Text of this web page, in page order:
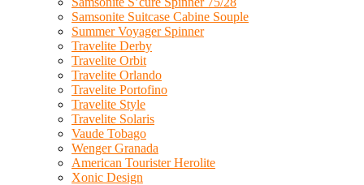
Samsonite Suitcase Cabine Souple
Summer Voyager Spinner
Travelite Derby
Travelite Orbit
Travelite Orlando
Travelite Portofino
Travelite Style
Travelite Solaris
Vaude Tobago
Wenger Granada
American Tourister Herolite
Xonic Design